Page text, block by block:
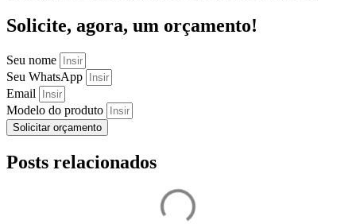
Solicite, agora, um orçamento!
Seu nome
Seu WhatsApp
Email
Modelo do produto
Solicitar orçamento
Posts relacionados